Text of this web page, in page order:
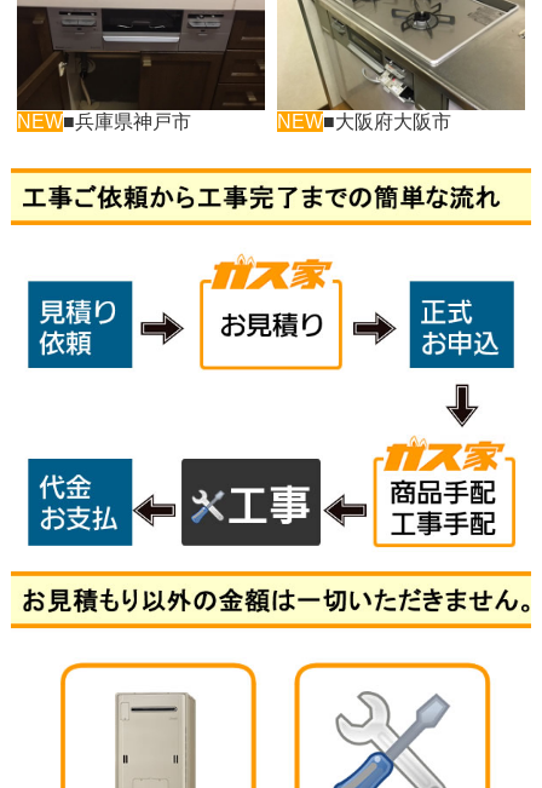
NEW■兵庫県神戸市 NEW■大阪府大阪市